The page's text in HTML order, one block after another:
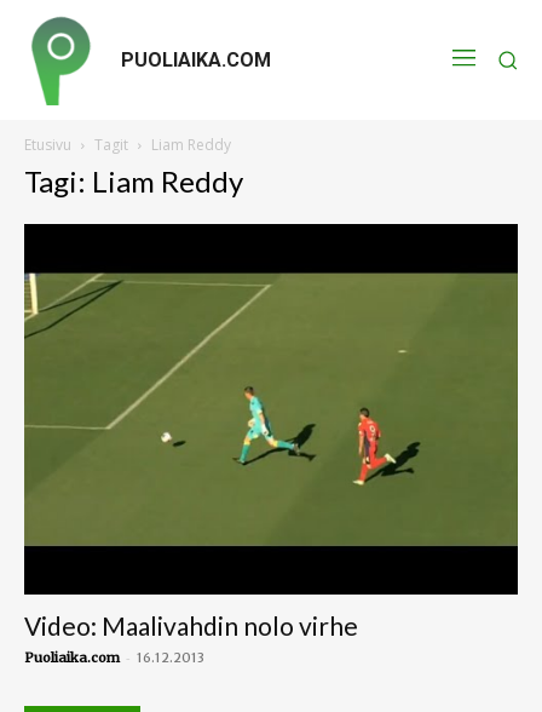
PUOLIAIKA.COM
Etusivu Tagit Liam Reddy
Tagi: Liam Reddy
Video: Maalivahdin nolo virhe
Puoliaika.com - 16.12.2013